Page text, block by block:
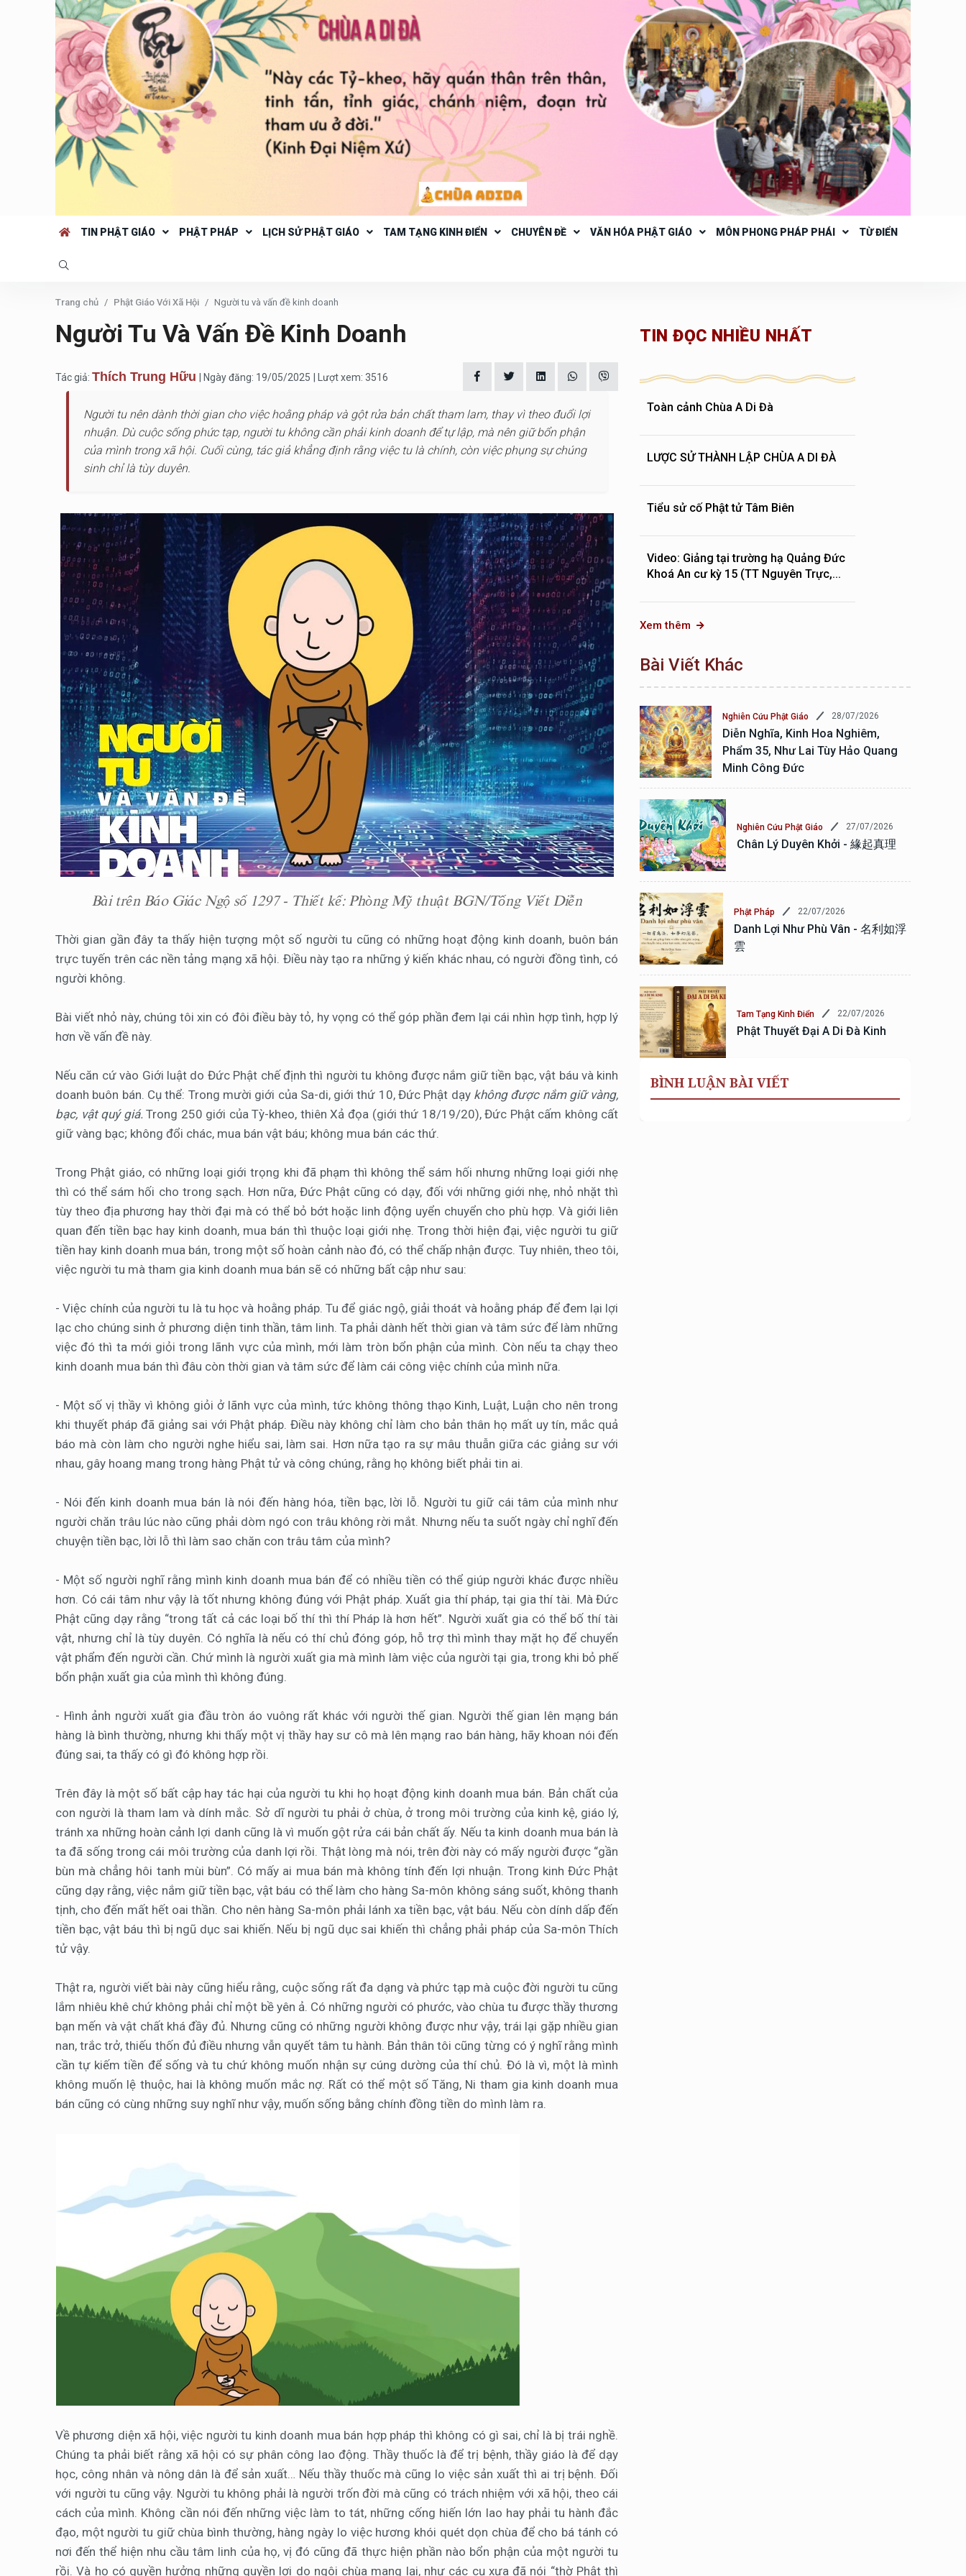
TIN PHẬT GIÁO PHẬT PHÁP LỊCH SỬ PHẬT GIÁO TAM TẠNG KINH ĐIỂN CHUYÊN ĐỀ VĂN HÓA PHẬT GIÁO MÔN PHONG PHÁP PHÁI TỪ ĐIỂN
Trang chủ Phật Giáo Với Xã Hội Người tu và vấn đề kinh doanh
Người Tu Và Vấn Đề Kinh Doanh
Tác giả: Thích Trung Hữu | Ngày đăng: 19/05/2025 | Lượt xem: 3516
Người tu nên dành thời gian cho việc hoằng pháp và gột rửa bản chất tham lam, thay vì theo đuổi lợi
nhuận. Dù cuộc sống phức tạp, người tu không cần phải kinh doanh để tự lập, mà nên giữ bổn phận
của mình trong xã hội. Cuối cùng, tác giả khẳng định rằng việc tu là chính, còn việc phụng sự chúng
sinh chỉ là tùy duyên.
Bài trên Báo Giác Ngộ số 1297 - Thiết kế: Phòng Mỹ thuật BGN/Tống Viết Diễn
Thời gian gần đây ta thấy hiện tượng một số người tu cũng có những hoạt động kinh doanh, buôn bán
trực tuyến trên các nền tảng mạng xã hội. Điều này tạo ra những ý kiến khác nhau, có người đồng tình, có
người không.
Bài viết nhỏ này, chúng tôi xin có đôi điều bày tỏ, hy vọng có thể góp phần đem lại cái nhìn hợp tình, hợp lý
hơn về vấn đề này.
Nếu căn cứ vào Giới luật do Đức Phật chế định thì người tu không được nắm giữ tiền bạc, vật báu và kinh
doanh buôn bán. Cụ thể: Trong mười giới của Sa-di, giới thứ 10, Đức Phật dạykhông được nắm giữ vàng,
bạc, vật quý giá.Trong 250 giới của Tỳ-kheo, thiên Xả đọa (giới thứ 18/19/20), Đức Phật cấm không cất
giữ vàng bạc; không đổi chác, mua bán vật báu; không mua bán các thứ.
Trong Phật giáo, có những loại giới trọng khi đã phạm thì không thể sám hối nhưng những loại giới nhẹ
thì có thể sám hối cho trong sạch. Hơn nữa, Đức Phật cũng có dạy, đối với những giới nhẹ, nhỏ nhặt thì
tùy theo địa phương hay thời đại mà có thể bỏ bớt hoặc linh động uyển chuyển cho phù hợp. Và giới liên
quan đến tiền bạc hay kinh doanh, mua bán thì thuộc loại giới nhẹ. Trong thời hiện đại, việc người tu giữ
tiền hay kinh doanh mua bán, trong một số hoàn cảnh nào đó, có thể chấp nhận được. Tuy nhiên, theo tôi,
việc người tu mà tham gia kinh doanh mua bán sẽ có những bất cập như sau:
- Việc chính của người tu là tu học và hoằng pháp. Tu để giác ngộ, giải thoát và hoằng pháp để đem lại lợi
lạc cho chúng sinh ở phương diện tinh thần, tâm linh. Ta phải dành hết thời gian và tâm sức để làm những
việc đó thì ta mới giỏi trong lãnh vực của mình, mới làm tròn bổn phận của mình. Còn nếu ta chạy theo
kinh doanh mua bán thì đâu còn thời gian và tâm sức để làm cái công việc chính của mình nữa.
- Một số vị thầy vì không giỏi ở lãnh vực của mình, tức không thông thạo Kinh, Luật, Luận cho nên trong
khi thuyết pháp đã giảng sai với Phật pháp. Điều này không chỉ làm cho bản thân họ mất uy tín, mắc quả
báo mà còn làm cho người nghe hiểu sai, làm sai. Hơn nữa tạo ra sự mâu thuẫn giữa các giảng sư với
nhau, gây hoang mang trong hàng Phật tử và công chúng, rằng họ không biết phải tin ai.
- Nói đến kinh doanh mua bán là nói đến hàng hóa, tiền bạc, lời lỗ. Người tu giữ cái tâm của mình như
người chăn trâu lúc nào cũng phải dòm ngó con trâu không rời mắt. Nhưng nếu ta suốt ngày chỉ nghĩ đến
chuyện tiền bạc, lời lỗ thì làm sao chăn con trâu tâm của mình?
- Một số người nghĩ rằng mình kinh doanh mua bán để có nhiều tiền có thể giúp người khác được nhiều
hơn. Có cái tâm như vậy là tốt nhưng không đúng với Phật pháp. Xuất gia thí pháp, tại gia thí tài. Mà Đức
Phật cũng dạy rằng “trong tất cả các loại bố thí thì thí Pháp là hơn hết”. Người xuất gia có thể bố thí tài
vật, nhưng chỉ là tùy duyên. Có nghĩa là nếu có thí chủ đóng góp, hỗ trợ thì mình thay mặt họ để chuyển
vật phẩm đến người cần. Chứ mình là người xuất gia mà mình làm việc của người tại gia, trong khi bỏ phế
bổn phận xuất gia của mình thì không đúng.
- Hình ảnh người xuất gia đầu tròn áo vuông rất khác với người thế gian. Người thế gian lên mạng bán
hàng là bình thường, nhưng khi thấy một vị thầy hay sư cô mà lên mạng rao bán hàng, hãy khoan nói đến
đúng sai, ta thấy có gì đó không hợp rồi.
Trên đây là một số bất cập hay tác hại của người tu khi họ hoạt động kinh doanh mua bán. Bản chất của
con người là tham lam và dính mắc. Sở dĩ người tu phải ở chùa, ở trong môi trường của kinh kệ, giáo lý,
tránh xa những hoàn cảnh lợi danh cũng là vì muốn gột rửa cái bản chất ấy. Nếu ta kinh doanh mua bán là
ta đã sống trong cái môi trường của danh lợi rồi. Thật lòng mà nói, trên đời này có mấy người được “gần
bùn mà chẳng hôi tanh mùi bùn”. Có mấy ai mua bán mà không tính đến lợi nhuận. Trong kinh Đức Phật
cũng dạy rằng, việc nắm giữ tiền bạc, vật báu có thể làm cho hàng Sa-môn không sáng suốt, không thanh
tịnh, cho đến mất hết oai thần. Cho nên hàng Sa-môn phải lánh xa tiền bạc, vật báu. Nếu còn dính dấp đến
tiền bạc, vật báu thì bị ngũ dục sai khiến. Nếu bị ngũ dục sai khiến thì chẳng phải pháp của Sa-môn Thích
tử vậy.
Thật ra, người viết bài này cũng hiểu rằng, cuộc sống rất đa dạng và phức tạp mà cuộc đời người tu cũng
lắm nhiêu khê chứ không phải chỉ một bề yên ả. Có những người có phước, vào chùa tu được thầy thương
bạn mến và vật chất khá đầy đủ. Nhưng cũng có những người không được như vậy, trái lại gặp nhiều gian
nan, trắc trở, thiếu thốn đủ điều nhưng vẫn quyết tâm tu hành. Bản thân tôi cũng từng có ý nghĩ rằng mình
cần tự kiếm tiền để sống và tu chứ không muốn nhận sự cúng dường của thí chủ. Đó là vì, một là mình
không muốn lệ thuộc, hai là không muốn mắc nợ. Rất có thể một số Tăng, Ni tham gia kinh doanh mua
bán cũng có cùng những suy nghĩ như vậy, muốn sống bằng chính đồng tiền do mình làm ra.
Về phương diện xã hội, việc người tu kinh doanh mua bán hợp pháp thì không có gì sai, chỉ là bị trái nghề.
Chúng ta phải biết rằng xã hội có sự phân công lao động. Thầy thuốc là để trị bệnh, thầy giáo là để dạy
học, công nhân và nông dân là để sản xuất… Nếu thầy thuốc mà cũng lo việc sản xuất thì ai trị bệnh. Đối
với người tu cũng vậy. Người tu không phải là người trốn đời mà cũng có trách nhiệm với xã hội, theo cái
cách của mình. Không cần nói đến những việc làm to tát, những cống hiến lớn lao hay phải tu hành đắc
đạo, một người tu giữ chùa bình thường, hàng ngày lo việc hương khói quét dọn chùa để cho bá tánh có
nơi đến thể hiện nhu cầu tâm linh của họ, vị đó cũng đã thực hiện phần nào bổn phận của một người tu
rồi. Và họ có quyền hưởng những quyền lợi do ngôi chùa mang lại, như các cụ xưa đã nói “thờ Phật thì
TIN ĐỌC NHIỀU NHẤT
Toàn cảnh Chùa A Di Đà
LƯỢC SỬ THÀNH LẬP CHÙA A DI ĐÀ
Tiểu sử cố Phật tử Tâm Biên
Video: Giảng tại trường hạ Quảng Đức
Khoá An cư kỳ 15 (TT Nguyên Trực,...
Xem thêm
Bài Viết Khác
Nghiên Cứu Phật Giáo 28/07/2026
Diễn Nghĩa, Kinh Hoa Nghiêm,
Phẩm 35, Như Lai Tùy Hảo Quang
Minh Công Đức
Nghiên Cứu Phật Giáo 27/07/2026
Chân Lý Duyên Khởi - 緣起真理
Phật Pháp 22/07/2026
Danh Lợi Như Phù Vân - 名利如浮
雲
Tam Tạng Kinh Điển 22/07/2026
Phật Thuyết Đại A Di Đà Kinh
BÌNH LUẬN BÀI VIẾT